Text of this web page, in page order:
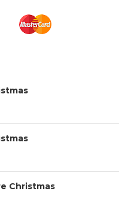
Christmas